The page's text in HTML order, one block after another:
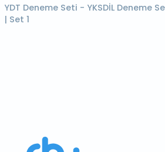
YDT Deneme Seti - YKSDİL Deneme
| Set 1